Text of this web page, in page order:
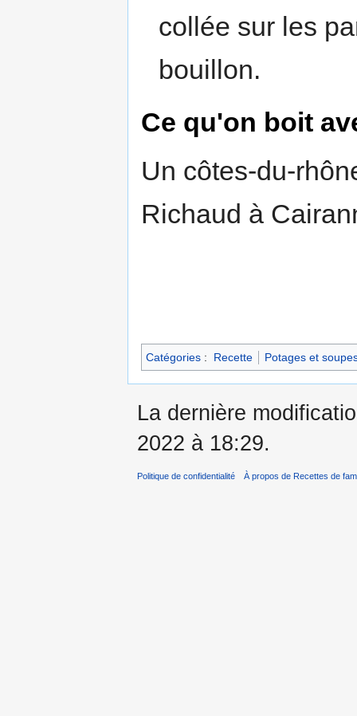
collée sur les
bouillon.
Ce qu'on boit
Un côtes-du-
Richaud à
Catégories : Recette Potages et
La dernière
2022 à 18:29.
Politique de confidentialité À propos de Recettes de